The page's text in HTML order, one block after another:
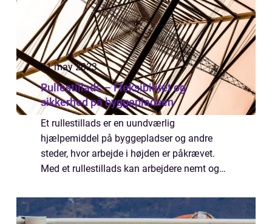
31 may 2023
Rullestillads – Fleksibilitet og
sikkerhed på byggepladsen
Et rullestillads er en uundværlig
hjælpemiddel på byggepladser og andre
steder, hvor arbejde i højden er påkrævet.
Med et rullestillads kan arbejdere nemt og
uans...